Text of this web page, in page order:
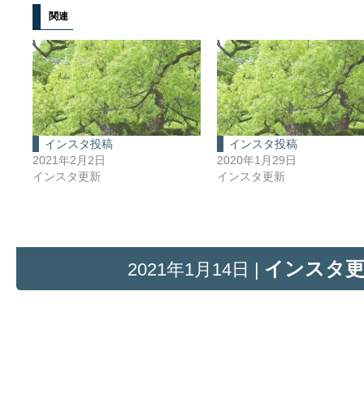
関連
インスタ投稿
2021年2月2日
インスタ更新
インスタ投稿
2020年1月29日
インスタ更新
2021年1月14日 | インスタ